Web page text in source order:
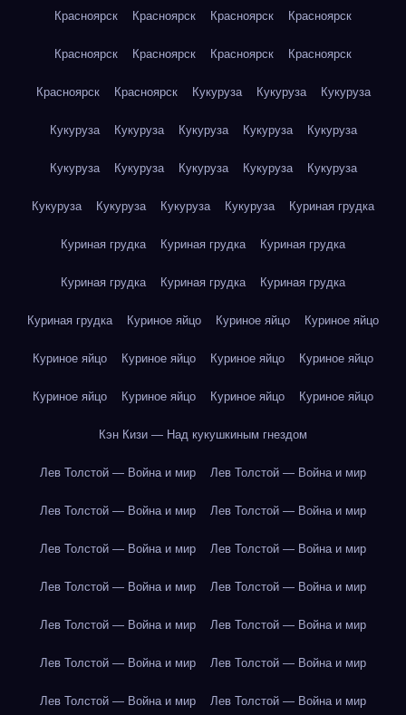
Красноярск Красноярск Красноярск Красноярск
Красноярск Красноярск Красноярск Красноярск
Красноярск Красноярск Кукуруза Кукуруза Кукуруза
Кукуруза Кукуруза Кукуруза Кукуруза Кукуруза
Кукуруза Кукуруза Кукуруза Кукуруза Кукуруза
Кукуруза Кукуруза Кукуруза Кукуруза Куриная грудка
Куриная грудка Куриная грудка Куриная грудка
Куриная грудка Куриная грудка Куриная грудка
Куриная грудка Куриное яйцо Куриное яйцо Куриное яйцо
Куриное яйцо Куриное яйцо Куриное яйцо Куриное яйцо
Куриное яйцо Куриное яйцо Куриное яйцо Куриное яйцо
Кэн Кизи — Над кукушкиным гнездом
Лев Толстой — Война и мир Лев Толстой — Война и мир
Лев Толстой — Война и мир Лев Толстой — Война и мир
Лев Толстой — Война и мир Лев Толстой — Война и мир
Лев Толстой — Война и мир Лев Толстой — Война и мир
Лев Толстой — Война и мир Лев Толстой — Война и мир
Лев Толстой — Война и мир Лев Толстой — Война и мир
Лев Толстой — Война и мир Лев Толстой — Война и мир